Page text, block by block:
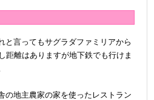
と言ってもサグラダファミリアから
距離はありますが地下鉄でも行けま
の地主農家の家を使ったレストラン